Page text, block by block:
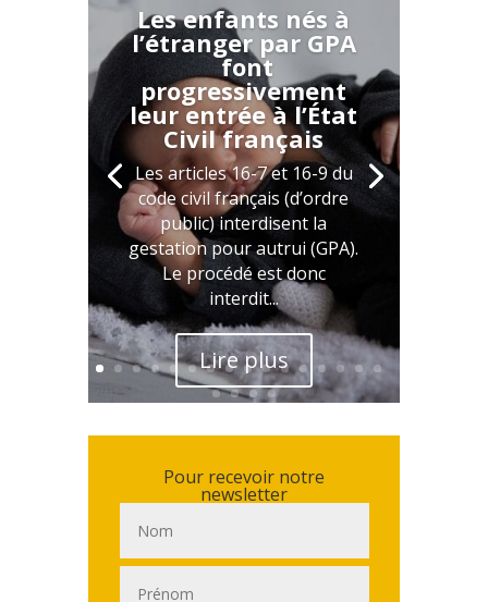
Les enfants nés à
l’étranger par GPA
font
progressivement
leur entrée à l’État
Civil français
Les articles 16-7 et 16-9 du
code civil français (d’ordre
public) interdisent la
gestation pour autrui (GPA).
Le procédé est donc
interdit...
Lire plus
Pour recevoir notre
newsletter